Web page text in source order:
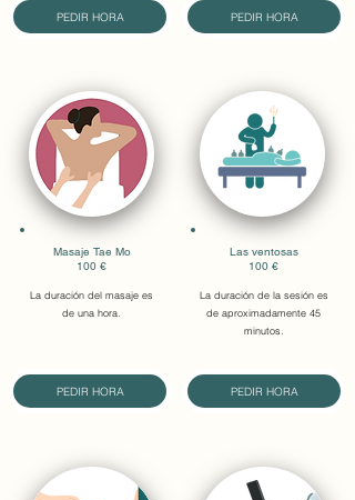
PEDIR HORA PEDIR HORA
Masaje Tae Mo
100 €
La duración del masaje es
de una hora.
PEDIR HORA
Las ventosas
100 €
La duración de la sesión es
de aproximadamente 45
minutos.
PEDIR HORA